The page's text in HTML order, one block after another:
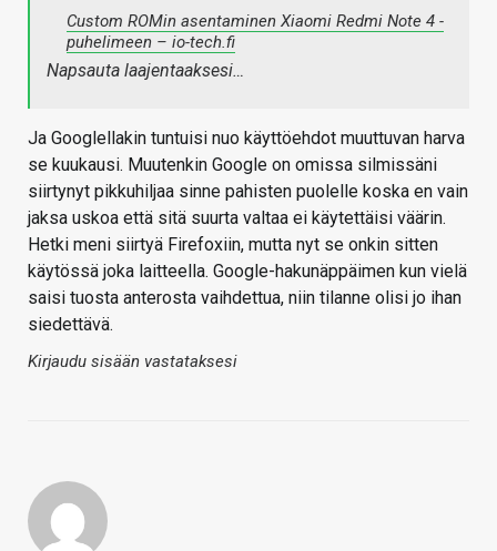
Custom ROMin asentaminen Xiaomi Redmi Note 4 -
puhelimeen – io-tech.fi
Napsauta laajentaaksesi…
Ja Googlellakin tuntuisi nuo käyttöehdot muuttuvan harva
se kuukausi. Muutenkin Google on omissa silmissäni
siirtynyt pikkuhiljaa sinne pahisten puolelle koska en vain
jaksa uskoa että sitä suurta valtaa ei käytettäisi väärin.
Hetki meni siirtyä Firefoxiin, mutta nyt se onkin sitten
käytössä joka laitteella. Google-hakunäppäimen kun vielä
saisi tuosta anterosta vaihdettua, niin tilanne olisi jo ihan
siedettävä.
Kirjaudu sisään vastataksesi